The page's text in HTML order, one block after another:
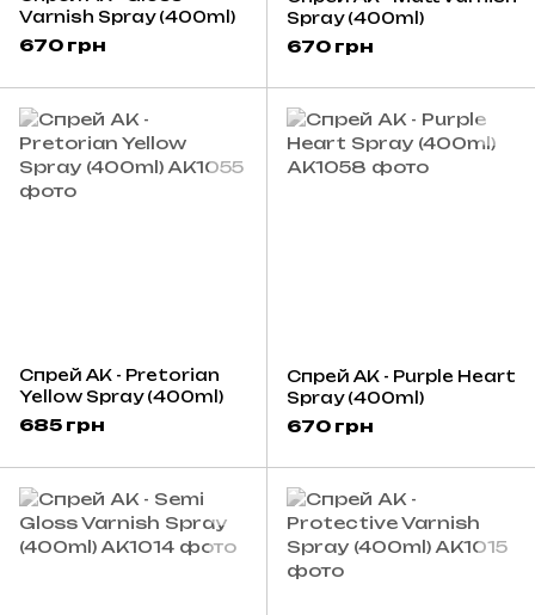
Varnish Spray (400ml)
670 грн
Spray (400ml)
670 грн
Спрей AK - Pretorian
Yellow Spray (400ml)
685 грн
Спрей AK - Purple Heart
Spray (400ml)
670 грн